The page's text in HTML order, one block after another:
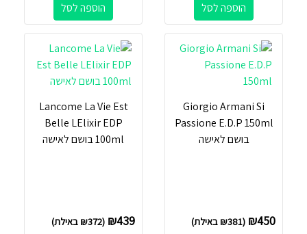
הוספה לסל הוספה לסל
Giorgio Armani Si
Passione E.D.P 150ml
בושם לאישה
₪450
(
₪381 באילת)
Lancome La Vie Est
Belle LElixir EDP
100ml בושם לאישה
₪439
(
₪372 באילת)